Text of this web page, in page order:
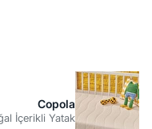
Copola
İçerikli Yatak